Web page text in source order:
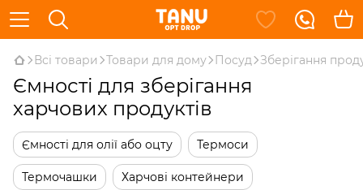
Всі товари Товари для дому Посуд Зберігання
Ємності для зберігання
харчових продуктів
Ємності для олії або оцту Термоси
Термочашки Харчові контейнери